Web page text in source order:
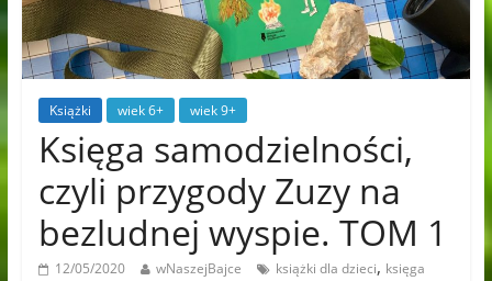
Książki wiek 6+ wiek 9+
Księga samodzielności,
czyli przygody Zuzy na
bezludnej wyspie. TOM 1
12/05/2020 wNaszejBajce książki dla dzieci, księga